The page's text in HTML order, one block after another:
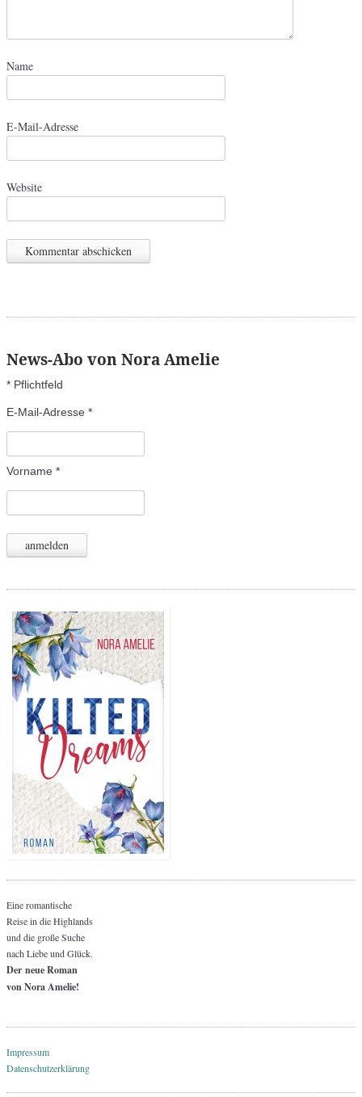
Name
E-Mail-Adresse
Website
News-Abo von Nora Amelie
* Pflichtfeld
E-Mail-Adresse *
Vorname *
Eine romantische
Reise in die Highlands
und die große Suche
nach Liebe und Glück.
Der neue Roman
von Nora Amelie!
Impressum
Datenschutzerklärung